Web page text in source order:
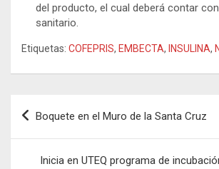
del producto, el cual deberá contar
sanitario.
Etiquetas: COFEPRIS, EMBECTA, INSULINA,
Navegación
Boquete en el Muro de la Santa Cruz
Inicia en UTEQ programa de